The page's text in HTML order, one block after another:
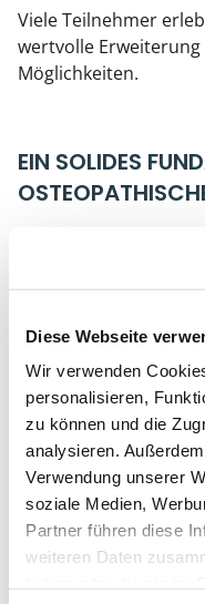
Diese Webseite
Wir verwenden
personalisieren,
zu können und die
analysieren.
Verwendung unserer
soziale Medien,
Partner führen diese
weiteren Daten
Viele Teilnehmer
wertvolle
Möglichkeiten.
EIN SOLIDES
Die GOT vermittelt
sondern vor allem
Denkmodell.
Du entwickelst ein
Dysfunktionen und
Prinzipien innerhalb
entsteht eine solide
osteopathische
DEIN NUTZEN